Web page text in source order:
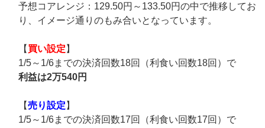
予想コアレンジ：129.50円～133.50円の中で推移してお
り、イメージ通りのもみ合いとなっています。
【 買い設定 】
1/5～1/6までの決済回数18回（利食い回数18回）で
利益は2万540円
【売り設定 】
1/5～1/6までの決済回数17回（利食い回数17回）で